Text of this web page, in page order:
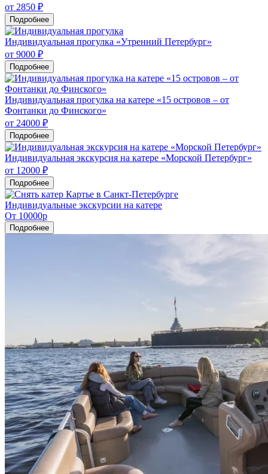
от 2850 ₽
Подробнее
Индивидуальная прогулка «Утренний Петербург»
от 9000 ₽
Подробнее
Индивидуальная прогулка на катере «15 островов – от
Фонтанки до Финского»
от 24000 ₽
Подробнее
Индивидуальная экскурсия на катере «Морской Петербург»
от 12000 ₽
Подробнее
Индивидуальные экскурсии на катере
От 10000р
Подробнее